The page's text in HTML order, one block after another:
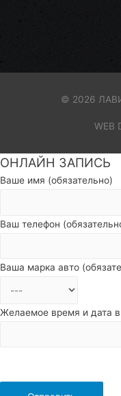
© 2026
WEB
Пролистать
наверх
ОНЛАЙН ЗАПИСЬ
Ваше имя (обязательно)
Ваш телефон
Ваша марка авто
Желаемое время и дата